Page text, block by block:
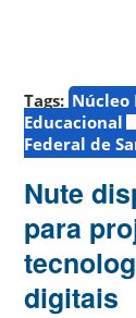
Tags: Núcleo
Educacional
Federal de
Nute
para
digitais